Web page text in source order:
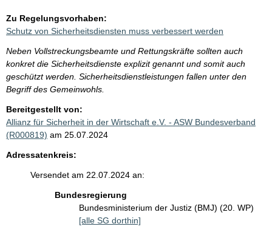
Zu Regelungsvorhaben:
Schutz von Sicherheitsdiensten muss verbessert werden
Neben Vollstreckungsbeamte und Rettungskräfte sollten auch
konkret die Sicherheitsdienste explizit genannt und somit auch
geschützt werden. Sicherheitsdienstleistungen fallen unter den
Begriff des Gemeinwohls.
Bereitgestellt von:
Allianz für Sicherheit in der Wirtschaft e.V. - ASW Bundesverband
(R000819) am 25.07.2024
Adressatenkreis:
Versendet am 22.07.2024 an:
Bundesregierung
Bundesministerium der Justiz (BMJ) (20. WP)
[alle SG dorthin]